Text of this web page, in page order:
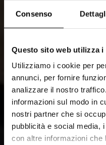
Consenso
Questo sito web utilizza i
Utilizziamo i cookie per
annunci, per fornire
analizzare il nostro
informazioni sul modo in
nostri partner che si
pubblicità e social media,
con altre informazioni che